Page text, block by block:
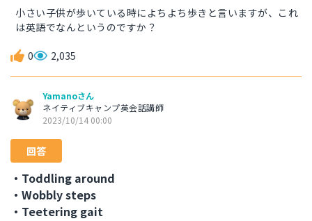
小さい子供が歩いている時によちよち歩きと言いますが、これ
は英語でなんというのですか？
0 2,035
Yamanoさん
ネイティブキャンプ英会話講師
2023/10/14 00:00
回答
・Toddling around
・Wobbly steps
・Teetering gait